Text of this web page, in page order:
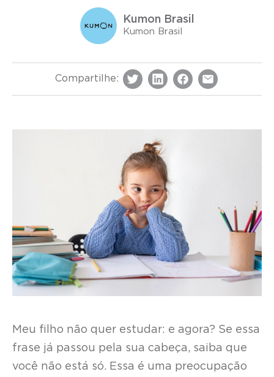
Kumon Brasil
Kumon Brasil
Compartilhe:
Meu filho não quer estudar: e agora? Se essa
frase já passou pela sua cabeça, saiba que
você não está só. Essa é uma preocupação